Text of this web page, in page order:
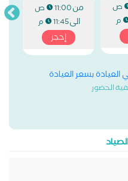
من11:00 ص
الى11:45 م
إحجز
العيادة بسعر العيادة
الحضور